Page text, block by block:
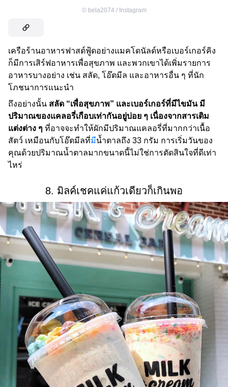
© bela2074 / Instagram
เครือร้านอาหารฟาสต์ฟู้ดอย่างแมคโดนัลด์หรือเบอร์เกอร์คิง
ก็มีการเสิร์ฟอาหารเพื่อสุขภาพ และพวกเขาได้เพิ่มรายการ
อาหารบางอย่าง เช่น สลัด, โอ๊ตมีล และอาหารอื่น ๆ ที่นัก
โภชนาการแนะนำ
ถึงอย่างนั้น สลัด “เพื่อสุขภาพ” และเบอร์เกอร์ที่มีไขมัน มี
ปริมาณของแคลอรี่เกือบเท่ากันอยู่บ่อย ๆ เนื่องจากสารเติม
แต่งต่าง ๆ ที่อาจจะทำให้ผักมีปริมาณแคลอรี่ที่มากกว่าเนื้อ
สัตว์ เหมือนกับโอ๊ตมีลที่มีน้ำตาลถึง 33 กรัม การเริ่มวันของ
คุณด้วยปริมาณน้ำตาลมากขนาดนี้ไม่ใช่การตัดสินใจที่ดีเท่า
ไหร่
8. มิลค์เชคแค่แก้วเดียวก็เกินพอ